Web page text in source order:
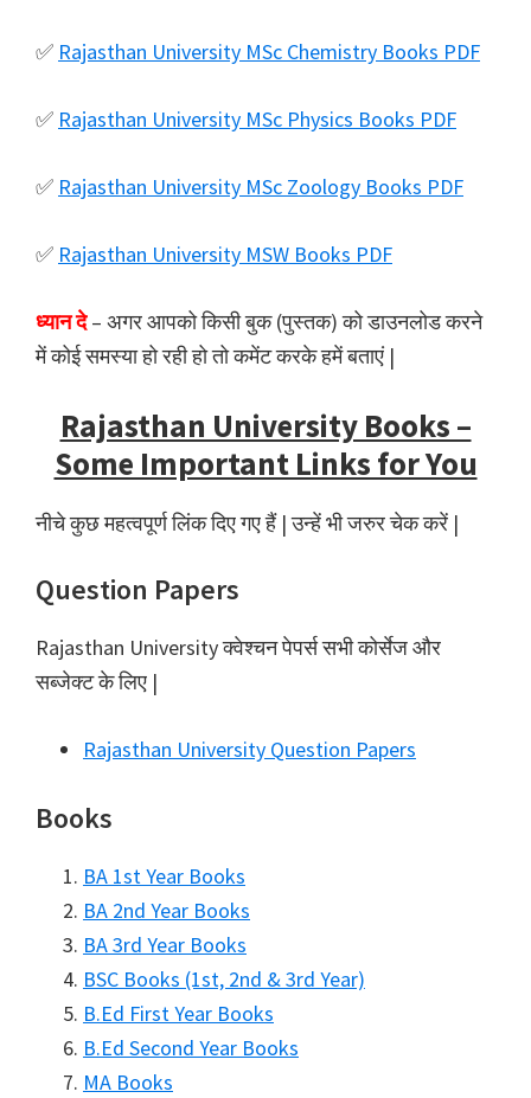
✅ Rajasthan University MSc Chemistry Books PDF
✅ Rajasthan University MSc Physics Books PDF
✅ Rajasthan University MSc Zoology Books PDF
✅ Rajasthan University MSW Books PDF
ध्यान दे– अगर आपको किसी बुक (पुस्तक) को डाउनलोड करने
में कोई समस्या हो रही हो तो कमेंट करके हमें बताएं |
Rajasthan University Books –
Some Important Links for You
नीचे कुछ महत्वपूर्ण लिंक दिए गए हैं | उन्हें भी जरुर चेक करें |
Question Papers
Rajasthan University क्वेश्चन पेपर्स सभी कोर्सेज और
सब्जेक्ट के लिए |
Rajasthan University Question Papers
Books
BA 1st Year Books
BA 2nd Year Books
BA 3rd Year Books
BSC Books (1st, 2nd & 3rd Year)
B.Ed First Year Books
B.Ed Second Year Books
MA Books